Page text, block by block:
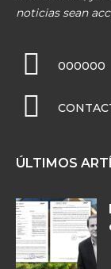
noticias sean
000000
ÚLTIMOS